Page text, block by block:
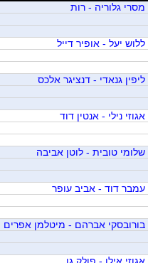
מסרי גלוריה - רות
ללוש יעל - אופיר דייל
ליפין גנאדי - דנציגר אלכס
אגוזי נילי - אנטין דוד
שלומי טובית - לוטן אביבה
עמבר דוד - אביב עופר
בורובסקי אברהם - מיטלמן אפרים
אגוזי אילן - פולק גו